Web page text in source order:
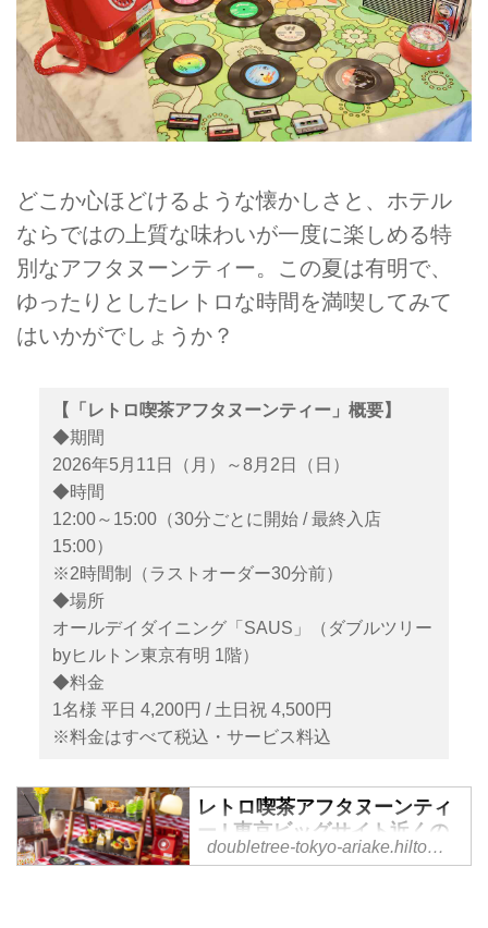
どこか心ほどけるような懐かしさと、ホテル
ならではの上質な味わいが一度に楽しめる特
別なアフタヌーンティー。この夏は有明で、
ゆったりとしたレトロな時間を満喫してみて
はいかがでしょうか？
【「レトロ喫茶アフタヌーンティー」概要】
◆期間
2026年5月11日（月）～8月2日（日）
◆時間
12:00～15:00（30分ごとに開始 / 最終入店
15:00）
※2時間制（ラストオーダー30分前）
◆場所
オールデイダイニング「SAUS」（ダブルツリー
byヒルトン東京有明 1階）
◆料金
1名様 平日 4,200円 / 土日祝 4,500円
※料金はすべて税込・サービス料込
レトロ喫茶アフタヌーンティ
ー | 東京ビッグサイト近くの
ホテル【ダブルツリーbyヒル
doubletree-tokyo-ariake.hiltonjapan.co.jp